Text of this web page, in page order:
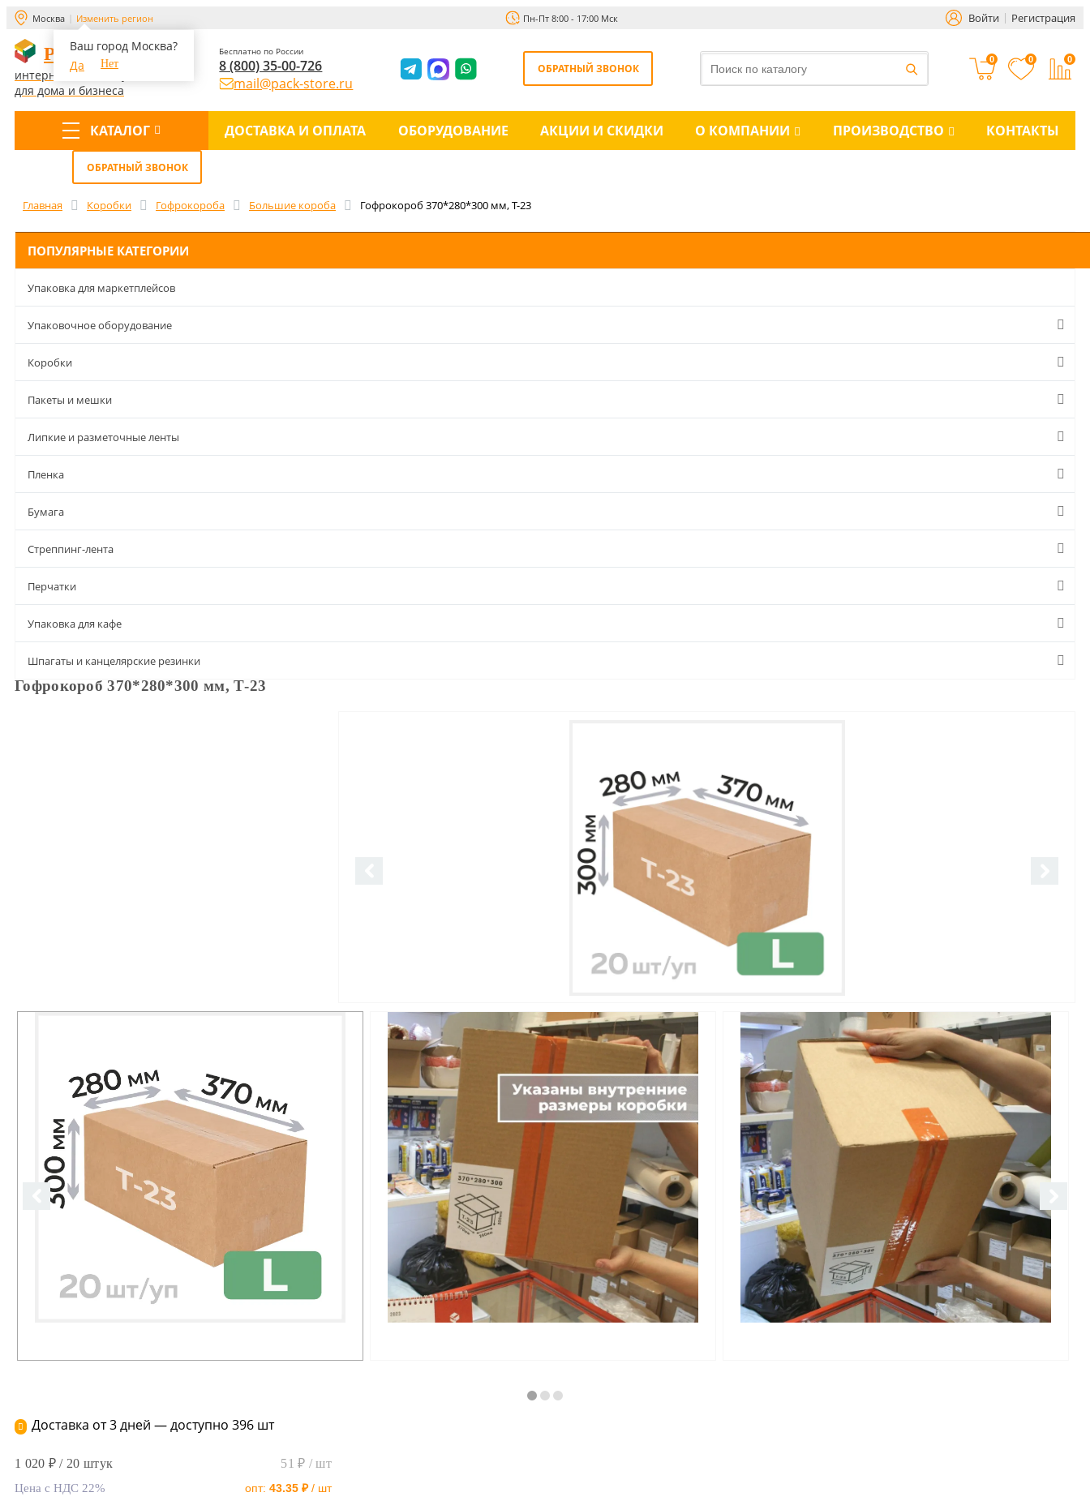
Москва Изменить регион
Ваш город Москва?
Да
Нет
Пн-Пт 8:00 - 17:00 Мск Войти Регистрация
PACK-STORE
интернет-магазин упаковки
для дома и бизнеса
Бесплатно по России
8 (800) 35-00-726
mail@pack-store.ru
ОБРАТНЫЙ ЗВОНОК
0 0 0
КАТАЛОГ ДОСТАВКА И ОПЛАТА ОБОРУДОВАНИЕ АКЦИИ И СКИДКИ О КОМПАНИИ ПРОИЗВОДСТВО КОНТАКТЫ
ОБРАТНЫЙ ЗВОНОК
Главная Коробки Гофрокороба Большие короба Гофрокороб 370*280*300 мм, Т-23
ПОПУЛЯРНЫЕ КАТЕГОРИИ
Упаковка для маркетплейсов
Упаковочное оборудование
Коробки
Пакеты и мешки
Липкие и разметочные ленты
Пленка
Бумага
Стреппинг-лента
Перчатки
Упаковка для кафе
Шпагаты и канцелярские резинки
Гофрокороб 370*280*300 мм, Т-23
Доставка от 3 дней — доступно 396 шт
1 020 ₽ / 20 штук 51 ₽ / шт
Цена с НДС 22% опт: 43.35 ₽/ шт